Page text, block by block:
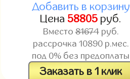
Добавить в корзину
Цена 58805 руб.
Вместо81674руб.
рассрочка 10890р.мес.
под 0% без предоплаты
Заказать в 1 клик